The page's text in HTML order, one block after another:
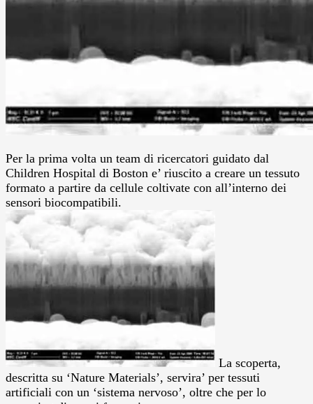
Per la prima volta un team di ricercatori guidato dal
Children Hospital di Boston e’ riuscito a creare un tessuto
formato a partire da cellule coltivate con all’interno dei
sensori biocompatibili.
La scoperta,
descritta su ‘Nature Materials’, servira’ per tessuti
artificiali con un ‘sistema nervoso’, oltre che per lo